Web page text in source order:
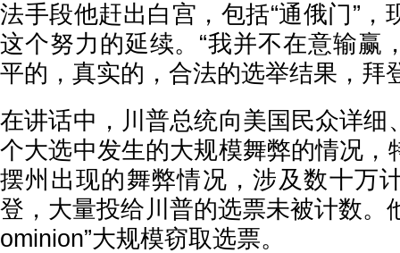
法手段他赶出白宫，包括“通俄门”，
这个努力的延续。“我并不在意输赢
平的，真实的，合法的选举结果，拜
在讲话中，川普总统向美国民众详细
个大选中发生的大规模舞弊的情况，
摆州出现的舞弊情况，涉及数十万
登，大量投给川普的选票未被计数。
ominion”大规模窃取选票。